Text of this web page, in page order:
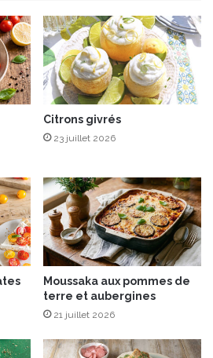
Citrons givrés
23 juillet 2026
Moussaka aux pommes de
terre et aubergines
21 juillet 2026